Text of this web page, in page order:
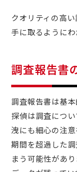
クオリティの高
手に取るようにわ
調査報告書
調査報告書は基本
探偵は調査につ
洩にも細心の注
期間を超過した
まう可能性があり